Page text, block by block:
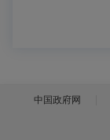
中国政府网